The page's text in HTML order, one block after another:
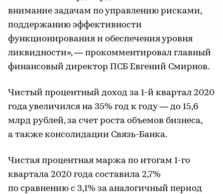
внимание задачам по управлению рисками,
поддержанию эффективности
функционирования и обеспечения уровня
ликвидности», — прокомментировал главный
финансовый директор ПСБ Евгений Смирнов.
Чистый процентный доход за 1-й квартал 2020
года увеличился на 35% год к году — до 15,6
млрд рублей, за счет роста объемов бизнеса,
а также консолидации Связь-Банка.
Чистая процентная маржа по итогам 1-го
квартала 2020 года составила 2,7%
по сравнению с 3,1% за аналогичный период